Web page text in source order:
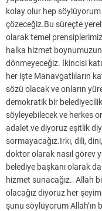
kolay olur hep
çözeceğiz.Bu süreçte
olarak temel
halka hizmet
dönmeyeceğiz. İkincisi
her işte Manavgatlıların
sözü olacak ve onların
demokratik bir
söyleyebilecek ve herkes
adalet ve diyoruz eşitlik
sormayacağız.Irkı, dili,
doktor olarak nasıl görev
belediye başkanı olarak
hizmet sunacağız. Allah
olacağız diyoruz her
şunu söylüyorum Allah’ın